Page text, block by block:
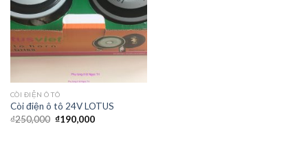
CÒI ĐIỆN Ô TÔ
Còi điện ô tô 24V LOTUS
₫250,000 ₫190,000